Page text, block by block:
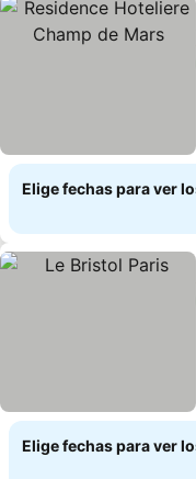
Elige fechas para ver
Elige fechas para ver